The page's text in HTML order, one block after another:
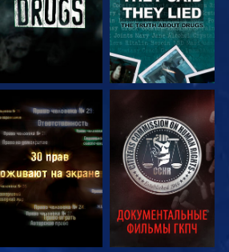
СМОТРЕТЬ СМОТРЕТЬ